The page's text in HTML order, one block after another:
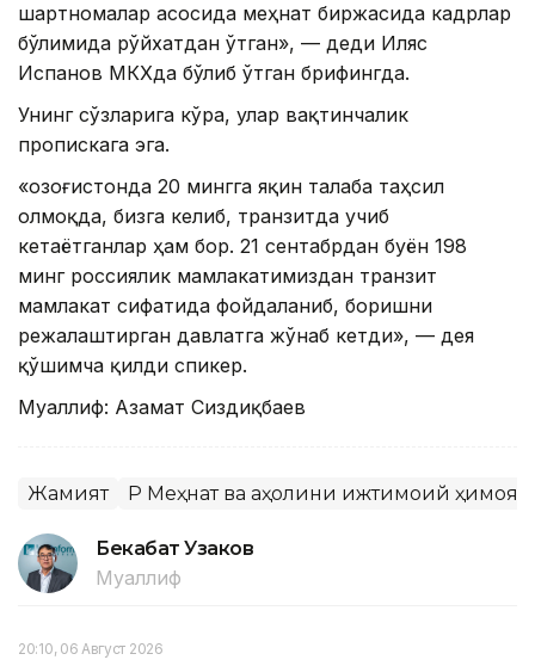
шартномалар асосида меҳнат биржасида кадрлар
бўлимида рўйхатдан ўтган», — деди Иляс
Испанов МКХда бўлиб ўтган брифингда.
Унинг сўзларига кўра, улар вақтинчалик
пропискага эга.
«Қозоғистонда 20 мингга яқин талаба таҳсил
олмоқда, бизга келиб, транзитда учиб
кетаётганлар ҳам бор. 21 сентабрдан буён 198
минг россиялик мамлакатимиздан транзит
мамлакат сифатида фойдаланиб, боришни
режалаштирган давлатга жўнаб кетди», — дея
қўшимча қилди спикер.
Муаллиф: Азамат Сиздиқбаев
Жамият ҚР Меҳнат ва аҳолини ижтимоий ҳимоя
Бекабат Узаков
Муаллиф
20:10, 06 Август 2026